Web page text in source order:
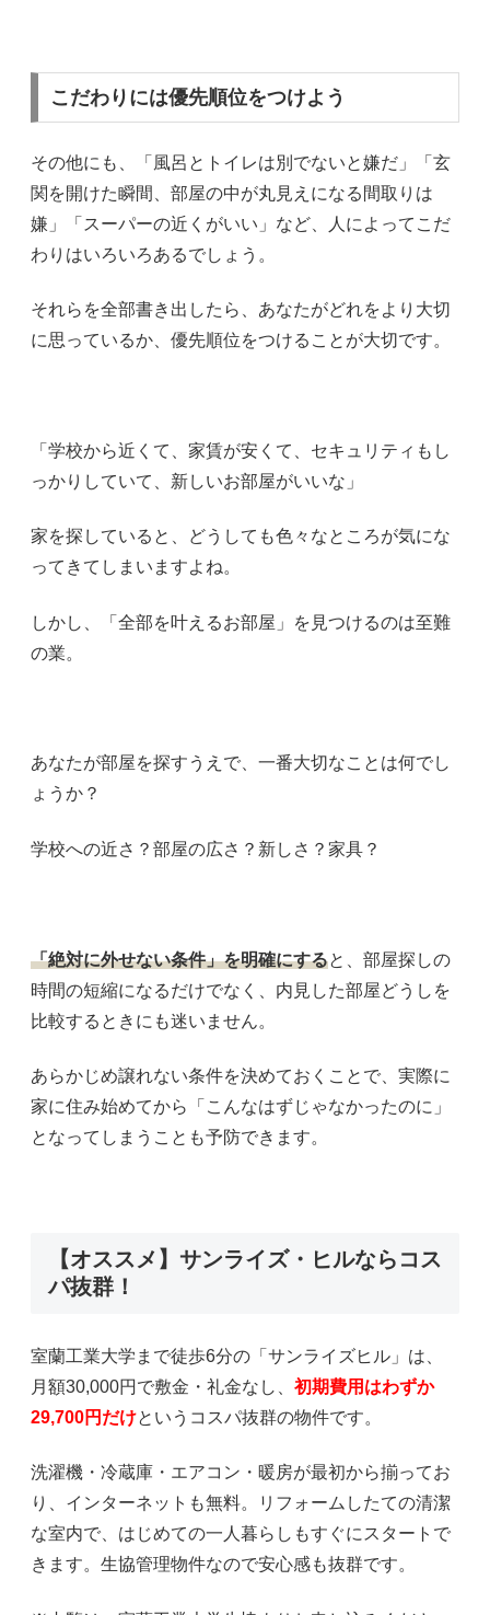
こだわりには優先順位をつけよう
その他にも、「風呂とトイレは別でないと嫌だ」「玄
関を開けた瞬間、部屋の中が丸見えになる間取りは
嫌」「スーパーの近くがいい」など、人によってこだ
わりはいろいろあるでしょう。
それらを全部書き出したら、あなたがどれをより大切
に思っているか、優先順位をつけることが大切です。
「学校から近くて、家賃が安くて、セキュリティもし
っかりしていて、新しいお部屋がいいな」
家を探していると、どうしても色々なところが気にな
ってきてしまいますよね。
しかし、「全部を叶えるお部屋」を見つけるのは至難
の業。
あなたが部屋を探すうえで、一番大切なことは何でし
ょうか？
学校への近さ？部屋の広さ？新しさ？家具？
「絶対に外せない条件」を明確にすると、部屋探しの
時間の短縮になるだけでなく、内見した部屋どうしを
比較するときにも迷いません。
あらかじめ譲れない条件を決めておくことで、実際に
家に住み始めてから「こんなはずじゃなかったのに」
となってしまうことも予防できます。
【オススメ】サンライズ・ヒルならコス
パ抜群！
室蘭工業大学まで徒歩6分の「サンライズヒル」は、
月額30,000円で敷金・礼金なし、 初期費用はわずか
29,700円だけというコスパ抜群の物件です。
洗濯機・冷蔵庫・エアコン・暖房が最初から揃ってお
り、インターネットも無料。リフォームしたての清潔
な室内で、はじめての一人暮らしもすぐにスタートで
きます。生協管理物件なので安心感も抜群です。